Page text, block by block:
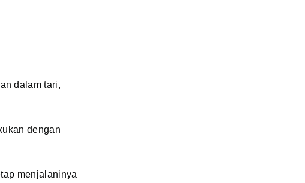
dalam tari,
dengan
menjalaninya